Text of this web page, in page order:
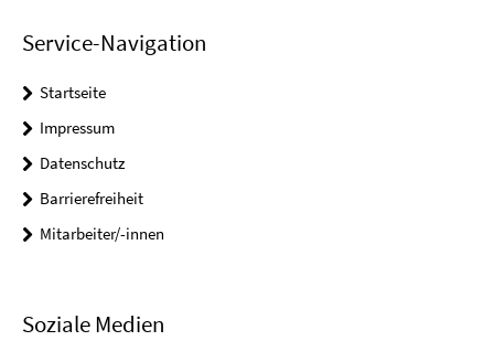
Service-Navigation
Startseite
Impressum
Datenschutz
Barrierefreiheit
Mitarbeiter/-innen
Soziale Medien